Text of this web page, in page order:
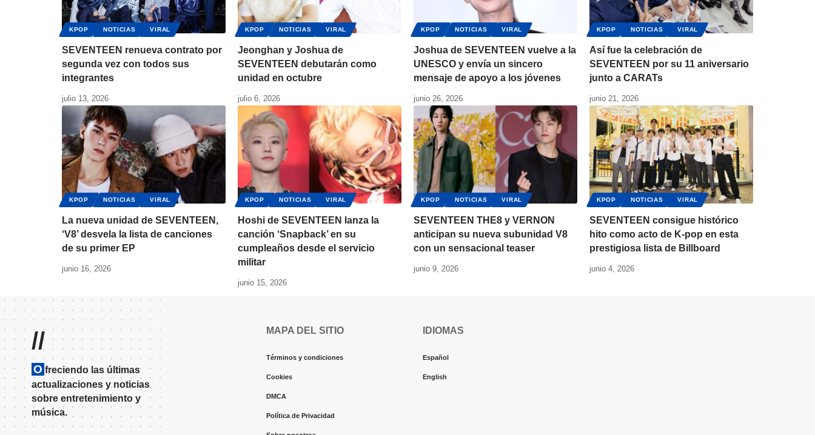
KPOP NOTICIAS VIRAL
SEVENTEEN renueva contrato por
segunda vez con todos sus
integrantes
julio 13, 2026
KPOP NOTICIAS VIRAL
Jeonghan y Joshua de
SEVENTEEN debutarán como
unidad en octubre
julio 6, 2026
KPOP NOTICIAS VIRAL
Joshua de SEVENTEEN vuelve a la
UNESCO y envía un sincero
mensaje de apoyo a los jóvenes
junio 26, 2026
KPOP NOTICIAS VIRAL
Así fue la celebración de
SEVENTEEN por su 11 aniversario
junto a CARATs
junio 21, 2026
KPOP NOTICIAS VIRAL
La nueva unidad de SEVENTEEN,
‘V8’ desvela la lista de canciones
de su primer EP
junio 16, 2026
KPOP NOTICIAS VIRAL
Hoshi de SEVENTEEN lanza la
canción ‘Snapback’ en su
cumpleaños desde el servicio
militar
junio 15, 2026
KPOP NOTICIAS VIRAL
SEVENTEEN THE8 y VERNON
anticipan su nueva subunidad V8
con un sensacional teaser
junio 9, 2026
KPOP NOTICIAS VIRAL
SEVENTEEN consigue histórico
hito como acto de K-pop en esta
prestigiosa lista de Billboard
junio 4, 2026
//
O freciendo las últimas
actualizaciones y noticias
sobre entretenimiento y
música.
MAPA DEL SITIO
Términos y condiciones
Cookies
DMCA
Política de Privacidad
IDIOMAS
Español
English